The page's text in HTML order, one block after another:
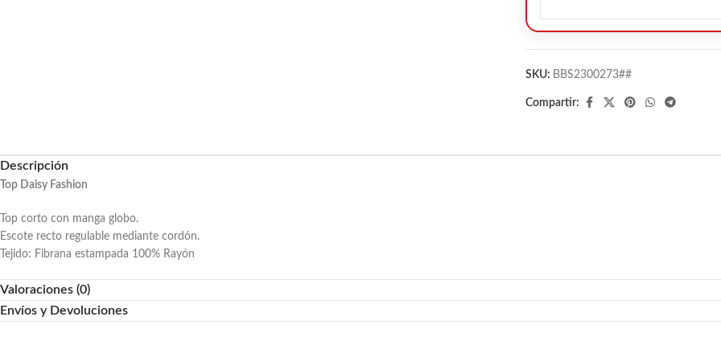
SKU: BBS2300273##
Compartir:
Descripción
Top Daisy Fashion
Top corto con manga globo.
Escote recto regulable mediante cordón.
Tejido: Fibrana estampada 100% Rayón
Valoraciones (0)
Envíos y Devoluciones